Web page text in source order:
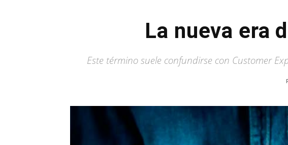
La nueva era
Este término suele confundirse con Customer